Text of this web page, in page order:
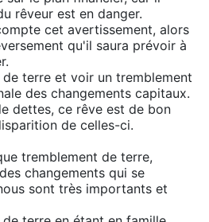
rêveur est en danger.
cet avertissement, alors
qu'il saura prévoir à
terre et voir un tremblement
des changements capitaux.
dettes, ce rêve est de bon
de celles-ci.
tremblement de terre,
changements qui se
sont très importants et